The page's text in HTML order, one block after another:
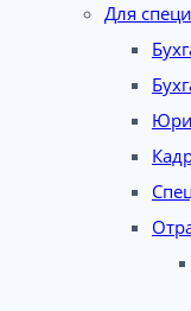
Для